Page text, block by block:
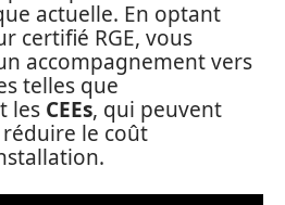
actuelle. En optant
certifié RGE, vous
accompagnement vers
telles que
les CEEs, qui peuvent
le coût